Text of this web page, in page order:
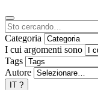
Categoria
I cui argomenti sono
Tags
Autore
IT ?